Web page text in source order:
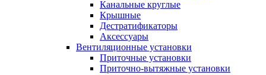
Канальные круглые
Крышные
Дестратификаторы
Аксессуары
Вентиляционные установки
Приточные установки
Приточно-вытяжные установки